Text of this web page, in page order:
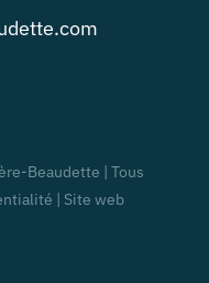
Beaudette | Tous
| Site web